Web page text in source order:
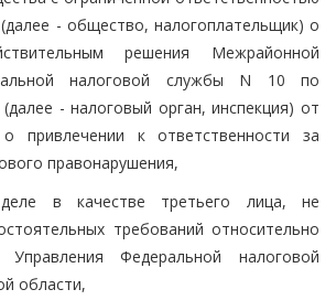
- общество, налогоплательщик) о
решения Межрайонной
налоговой службы N 10 по
- налоговый орган, инспекция) от
привлечении к ответственности за
правонарушения,
в качестве третьего лица, не
требований относительно
Федеральной налоговой
области,